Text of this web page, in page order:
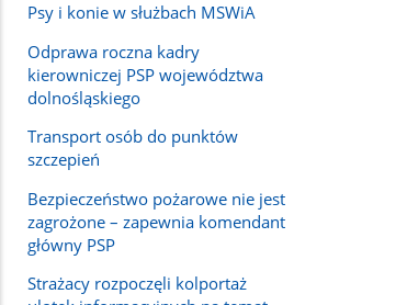
Psy i konie w służbach MSWiA
Odprawa roczna kadry
kierowniczej PSP województwa
dolnośląskiego
Transport osób do punktów
szczepień
Bezpieczeństwo pożarowe nie jest
zagrożone – zapewnia komendant
główny PSP
Strażacy rozpoczęli kolportaż